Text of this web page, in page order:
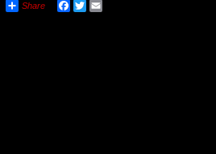
Share Facebook
Twitter